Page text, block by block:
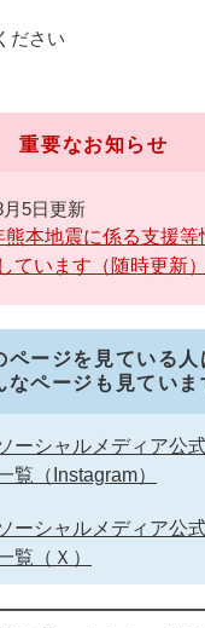
ださい
重要なお知らせ
月5日更新
熊本地震に係る支援等
ています（随時更新）
ページを見ている人
なページも見ていま
ーシャルメディア公
覧（Instagram）
ーシャルメディア公
覧（Ｘ）